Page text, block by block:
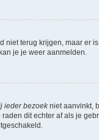
niet terug krijgen, maar er
je je weer aanmelden.
ieder bezoekniet aanvinkt,
dit echter af als je